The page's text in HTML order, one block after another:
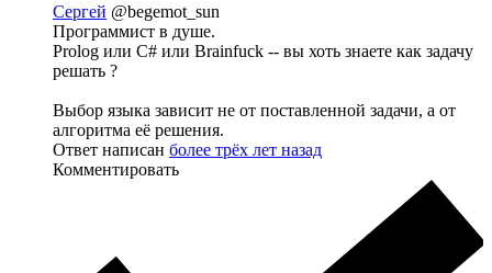
Сергей @begemot_sun
Программист в душе.
Prolog или C# или Brainfuck -- вы хоть знаете как задачу
решать ?
Выбор языка зависит не от поставленной задачи, а от
алгоритма её решения.
Ответ написан более трёх лет назад
Комментировать